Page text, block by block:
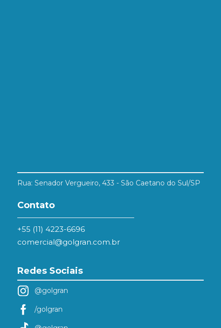
Rua: Senador Vergueiro, 433 - São Caetano do Sul/SP
Contato
+55 (11) 4223-6696
comercial@golgran.com.br
Redes Sociais
@golgran
/golgran